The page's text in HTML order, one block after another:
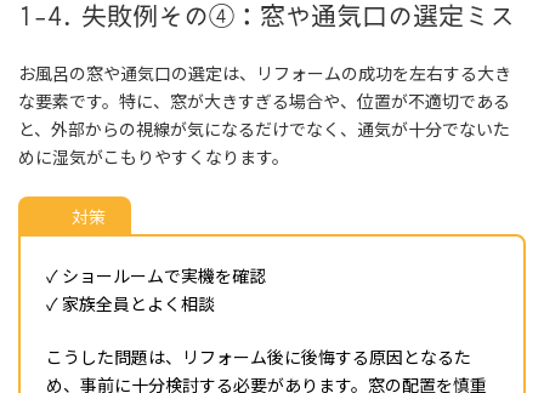
1-4. 失敗例その④：窓や通気口の選定ミス
お風呂の窓や通気口の選定は、リフォームの成功を左右する大き
な要素です。特に、窓が大きすぎる場合や、位置が不適切である
と、外部からの視線が気になるだけでなく、通気が十分でないた
めに湿気がこもりやすくなります。
対策
✓ ショールームで実機を確認
✓ 家族全員とよく相談
こうした問題は、リフォーム後に後悔する原因となるた
め、事前に十分検討する必要があります。窓の配置を慎重